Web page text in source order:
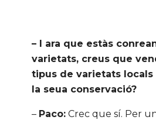
– I ara que estàs
varietats, creus que
tipus de varietats locals
la seua conservació?
– Paco: Crec que sí. Per